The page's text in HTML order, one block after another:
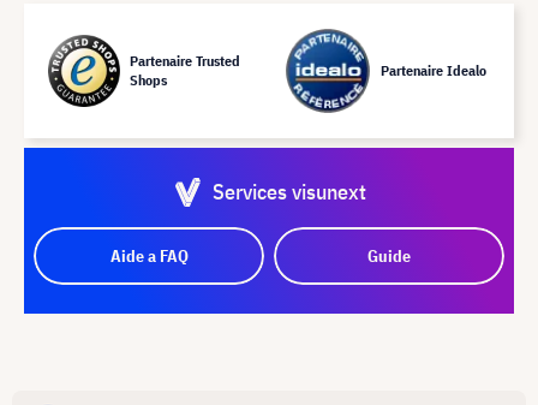
Partenaire Trusted
Shops
Partenaire Idealo
Services visunext
Aide a FAQ Guide